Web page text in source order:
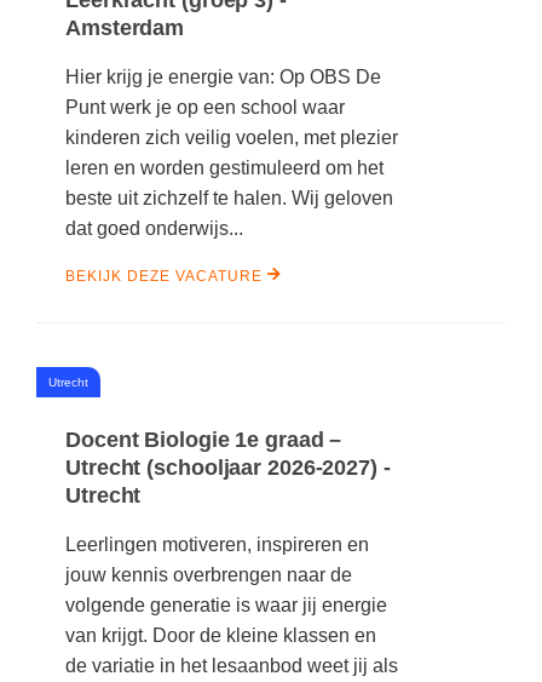
Amsterdam
Hier krijg je energie van: Op OBS De
Punt werk je op een school waar
kinderen zich veilig voelen, met plezier
leren en worden gestimuleerd om het
beste uit zichzelf te halen. Wij geloven
dat goed onderwijs...
BEKIJK DEZE VACATURE
Utrecht
Docent Biologie 1e graad –
Utrecht (schooljaar 2026-2027) -
Utrecht
Leerlingen motiveren, inspireren en
jouw kennis overbrengen naar de
volgende generatie is waar jij energie
van krijgt. Door de kleine klassen en
de variatie in het lesaanbod weet jij als